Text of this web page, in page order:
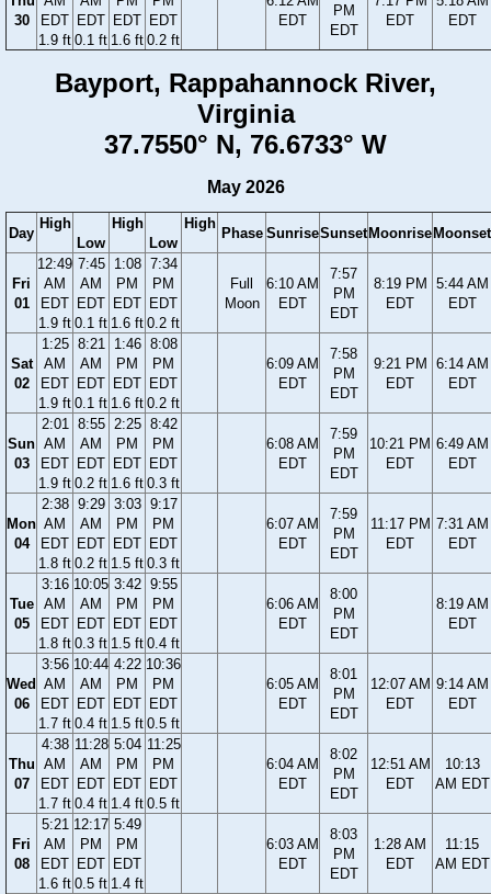
30
EDT
1.9 ft
EDT
0.1 ft
EDT
1.6 ft
EDT
0.2 ft
EDT
PM
EDT
EDT
EDT
Bayport, Rappahannock River,
Virginia
37.7550° N, 76.6733° W
May 2026
Day
High
Low
High
Low
High
Phase SunriseSunset Moonrise Moonset
Fri
01
12:49
AM
EDT
1.9 ft
7:45
AM
EDT
0.1 ft
1:08
PM
EDT
1.6 ft
7:34
PM
EDT
0.2 ft
Full
Moon
6:10 AM
EDT
7:57
PM
EDT
8:19 PM
EDT
5:44 AM
EDT
Sat
02
1:25
AM
EDT
1.9 ft
8:21
AM
EDT
0.1 ft
1:46
PM
EDT
1.6 ft
8:08
PM
EDT
0.2 ft
6:09 AM
EDT
7:58
PM
EDT
9:21 PM
EDT
6:14 AM
EDT
Sun
03
2:01
AM
EDT
1.9 ft
8:55
AM
EDT
0.2 ft
2:25
PM
EDT
1.6 ft
8:42
PM
EDT
0.3 ft
6:08 AM
EDT
7:59
PM
EDT
10:21 PM
EDT
6:49 AM
EDT
Mon
04
2:38
AM
EDT
1.8 ft
9:29
AM
EDT
0.2 ft
3:03
PM
EDT
1.5 ft
9:17
PM
EDT
0.3 ft
6:07 AM
EDT
7:59
PM
EDT
11:17 PM
EDT
7:31 AM
EDT
Tue
05
3:16
AM
EDT
1.8 ft
10:05
AM
EDT
0.3 ft
3:42
PM
EDT
1.5 ft
9:55
PM
EDT
0.4 ft
6:06 AM
EDT
8:00
PM
EDT
8:19 AM
EDT
Wed
06
3:56
AM
EDT
1.7 ft
10:44
AM
EDT
0.4 ft
4:22
PM
EDT
1.5 ft
10:36
PM
EDT
0.5 ft
6:05 AM
EDT
8:01
PM
EDT
12:07 AM
EDT
9:14 AM
EDT
Thu
07
4:38
AM
EDT
1.7 ft
11:28
AM
EDT
0.4 ft
5:04
PM
EDT
1.4 ft
11:25
PM
EDT
0.5 ft
6:04 AM
EDT
8:02
PM
EDT
12:51 AM
EDT
10:13
AM EDT
Fri
08
5:21
AM
EDT
1.6 ft
12:17
PM
EDT
0.5 ft
5:49
PM
EDT
1.4 ft
6:03 AM
EDT
8:03
PM
EDT
1:28 AM
EDT
11:15
AM EDT